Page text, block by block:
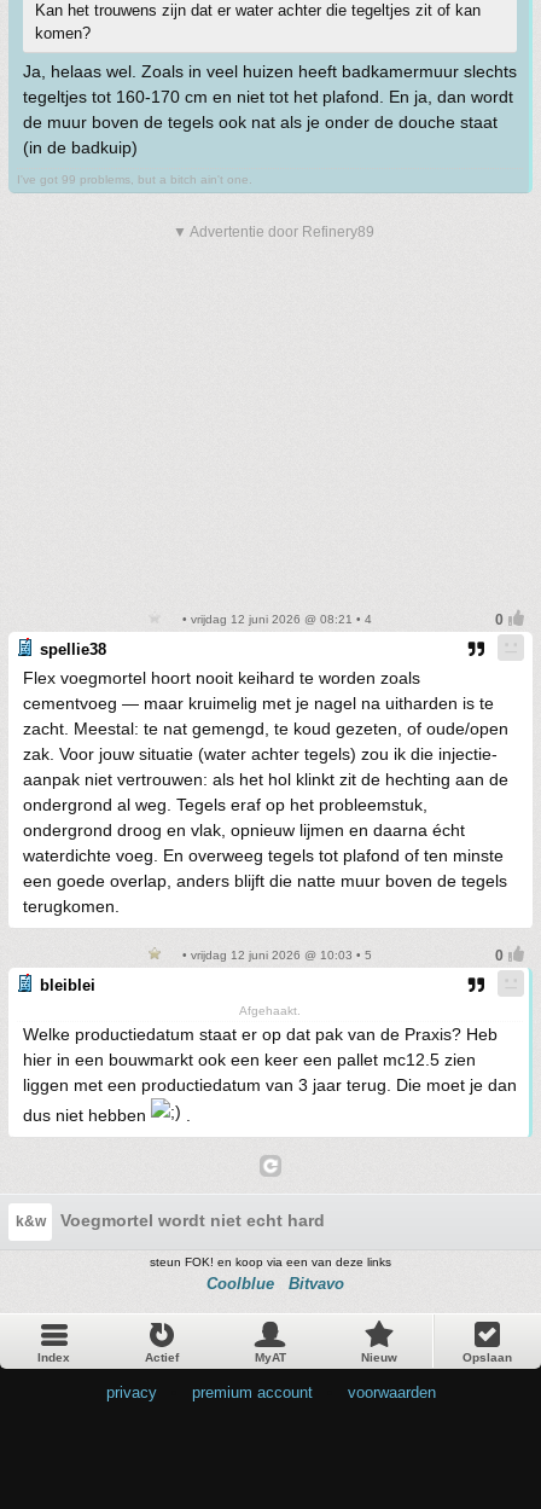
Kan het trouwens zijn dat er water achter die tegeltjes zit of kan
komen?
Ja, helaas wel. Zoals in veel huizen heeft badkamermuur slechts
tegeltjes tot 160-170 cm en niet tot het plafond. En ja, dan wordt
de muur boven de tegels ook nat als je onder de douche staat
(in de badkuip)
I've got 99 problems, but a bitch ain't one.
▼ Advertentie door Refinery89
• vrijdag 12 juni 2026 @ 08:21 • 4
spellie38
Flex voegmortel hoort nooit keihard te worden zoals
cementvoeg — maar kruimelig met je nagel na uitharden is te
zacht. Meestal: te nat gemengd, te koud gezeten, of oude/open
zak. Voor jouw situatie (water achter tegels) zou ik die injectie-
aanpak niet vertrouwen: als het hol klinkt zit de hechting aan de
ondergrond al weg. Tegels eraf op het probleemstuk,
ondergrond droog en vlak, opnieuw lijmen en daarna écht
waterdichte voeg. En overweeg tegels tot plafond of ten minste
een goede overlap, anders blijft die natte muur boven de tegels
terugkomen.
• vrijdag 12 juni 2026 @ 10:03 • 5
bleiblei
Afgehaakt.
Welke productiedatum staat er op dat pak van de Praxis? Heb
hier in een bouwmarkt ook een keer een pallet mc12.5 zien
liggen met een productiedatum van 3 jaar terug. Die moet je dan
dus niet hebben
k&w Voegmortel wordt niet echt hard
steun FOK! en koop via een van deze links
Coolblue Bitvavo
Index Actief MyAT Nieuw Opslaan
privacy premium account voorwaarden